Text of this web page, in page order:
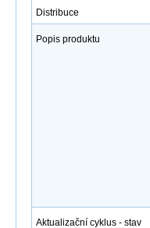
Distribuce
Popis produktu
Aktualizační cyklus - stav